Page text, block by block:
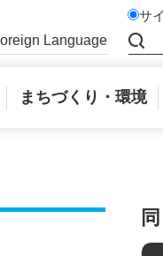
Language
サ
まちづくり・環境